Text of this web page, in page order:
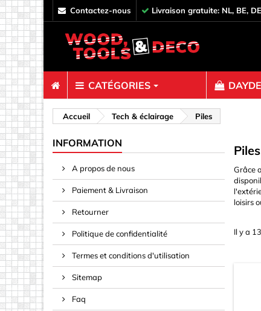
contactez-nous Livraison gratuite: NL, BE, DE
CATÉGORIES
Clips,
Clous
Accueil Tech & éclairage Piles
INFORMATION
A propos de nous
Paiement & Livraison
Retourner
Politique de confidentialité
Termes et conditions d'utilisation
Sitemap
Faq
Piles
Grâce
loisirs
Il y a